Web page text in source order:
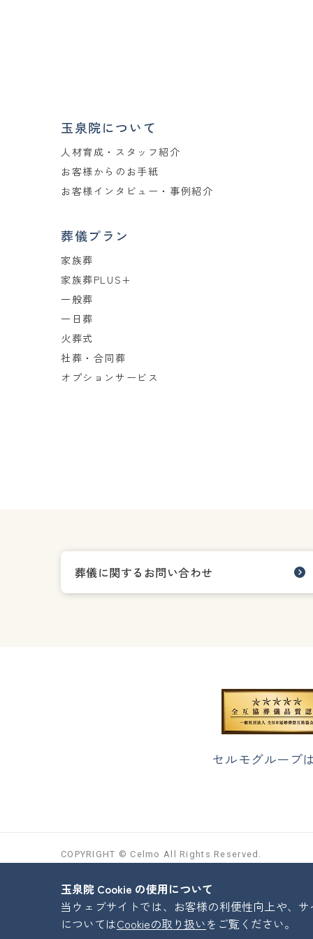
玉泉院について
人材育成・スタッフ紹介
お客様からのお手紙
お客様インタビュー・事例紹介
葬儀プラン
家族葬
家族葬PLUS+
一般葬
一日葬
火葬式
社葬・合同葬
オプションサービス
葬儀に関するお問い合わせ
セルモグループは
COPYRIGHT © Celmo All Rights Reserved.
玉泉院 Cookie の使用について
当ウェブサイトでは、お客様の利便性向上や、
についてはCookieの取り扱いをご覧ください。